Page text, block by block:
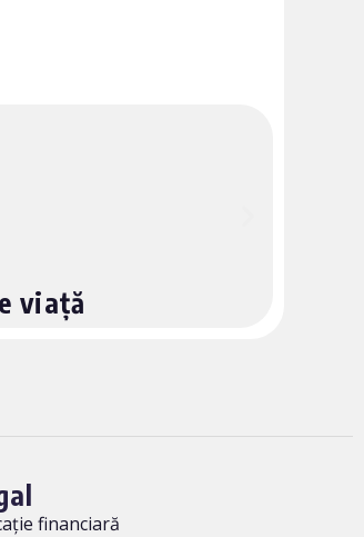
viață
financiară